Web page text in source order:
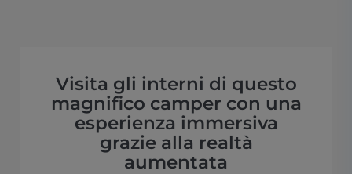
Visita gli interni di questo
magnifico camper con una
esperienza immersiva
grazie alla realtà
aumentata